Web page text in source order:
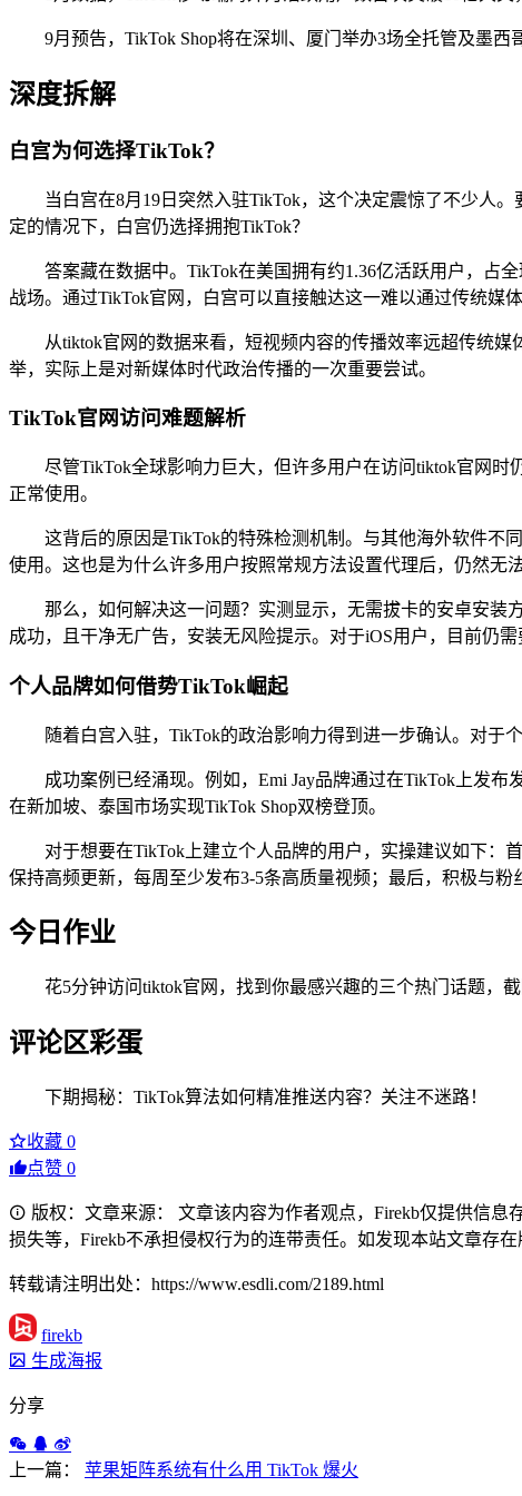
9月预告，TikTok Shop将在深圳、厦门举办3场全托管及墨
深度拆解
白宫为何选择TikTok？
当白宫在8月19日突然入驻TikTok，这个决定震惊了不少人
定的情况下，白宫仍选择拥抱TikTok？
答案藏在数据中。TikTok在美国拥有约1.36亿活跃用户，占
战场。通过TikTok官网，白宫可以直接触达这一难以通过传统媒体
从tiktok官网的数据来看，短视频内容的传播效率远超传统
举，实际上是对新媒体时代政治传播的一次重要尝试。
TikTok官网访问难题解析
尽管TikTok全球影响力巨大，但许多用户在访问tiktok官网
正常使用。
这背后的原因是TikTok的特殊检测机制。与其他海外软件不
使用。这也是为什么许多用户按照常规方法设置代理后，仍然无
那么，如何解决这一问题？实测显示，无需拔卡的安卓安装
成功，且干净无广告，安装无风险提示。对于iOS用户，目前仍需
个人品牌如何借势TikTok崛起
随着白宫入驻，TikTok的政治影响力得到进一步确认。对于
成功案例已经涌现。例如，Emi Jay品牌通过在TikTok上发
在新加坡、泰国市场实现TikTok Shop双榜登顶。
对于想要在TikTok上建立个人品牌的用户，实操建议如下：
保持高频更新，每周至少发布3-5条高质量视频；最后，积极与
今日作业
花5分钟访问tiktok官网，找到你最感兴趣的三个热门话题，
评论区彩蛋
下期揭秘：TikTok算法如何精准推送内容？关注不迷路！
收藏 0
点赞 0
版权：文章来源： 文章该内容为作者观点，Firekb仅提供信
损失等，Firekb不承担侵权行为的连带责任。如发现本站文章存在
转载请注明出处：https://www.esdli.com/2189.html
firekb
生成海报
分享
上一篇： 苹果矩阵系统有什么用 TikTok 爆火